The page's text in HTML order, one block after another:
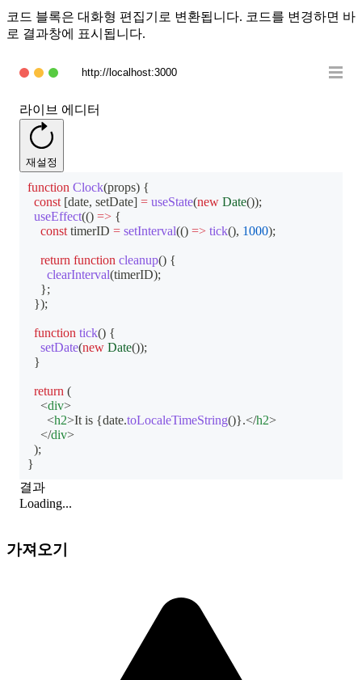
코드 블록은 대화형 편집기로 변환됩니다. 코드를 변경하면 바
로 결과창에 표시됩니다.
http://localhost:3000
라이브 에디터
재설정
function Clock(props) {
const [date, setDate] = useState(new Date());
useEffect(() => {
const timerID = setInterval(() => tick(), 1000);
return function cleanup() {
clearInterval(timerID);
};
});
function tick() {
setDate(new Date());
}
return (
<div>
<h2>It is {date.toLocaleTimeString()}.</h2>
</div>
);
}
결과
Loading...
가져오기